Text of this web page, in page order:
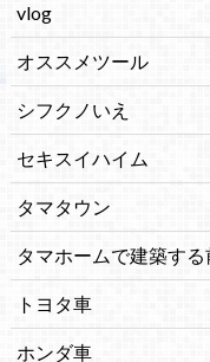
vlog
オススメツール
シフクノいえ
セキスイハイム
タマタウン
タマホームで建築す
トヨタ車
ホンダ車